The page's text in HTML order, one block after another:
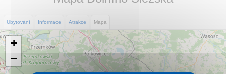
Autobusové zájezdy
Skupiny a konference
Novinky
Ubytování Informace Atrakce Mapa
+
−